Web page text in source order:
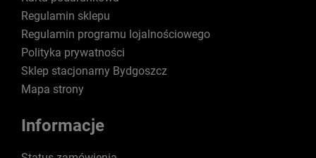
Regulamin sklepu
Regulamin programu lojalnościowego
Polityka prywatności
Sklep stacjonarny Bydgoszcz
Mapa strony
Informacje